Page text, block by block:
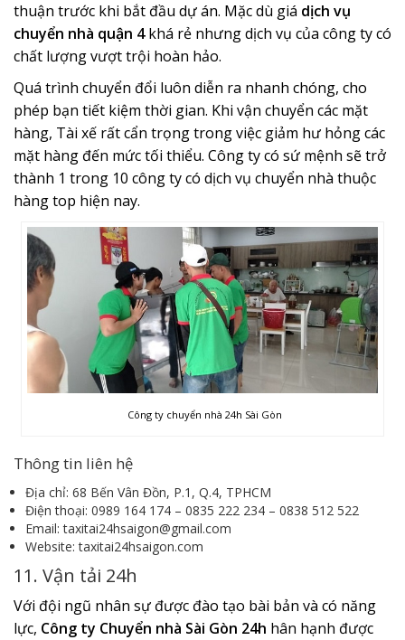
thuận trước khi bắt đầu dự án. Mặc dù giá dịch vụ
chuyển nhà quận 4khá rẻ nhưng dịch vụ của công ty có
chất lượng vượt trội hoàn hảo.
Quá trình chuyển đổi luôn diễn ra nhanh chóng, cho
phép bạn tiết kiệm thời gian. Khi vận chuyển các mặt
hàng, Tài xế rất cẩn trọng trong việc giảm hư hỏng các
mặt hàng đến mức tối thiểu. Công ty có sứ mệnh sẽ trở
thành 1 trong 10 công ty có dịch vụ chuyển nhà thuộc
hàng top hiện nay.
Công ty chuyển nhà 24h Sài Gòn
Thông tin liên hệ
Địa chỉ: 68 Bến Vân Đồn, P.1, Q.4, TPHCM
Điện thoại: 0989 164 174 – 0835 222 234 – 0838 512 522
Email: taxitai24hsaigon@gmail.com
Website: taxitai24hsaigon.com
11. Vận tải 24h
Với đội ngũ nhân sự được đào tạo bài bản và có năng
lực, Công ty Chuyển nhà Sài Gòn 24h hân hạnh được